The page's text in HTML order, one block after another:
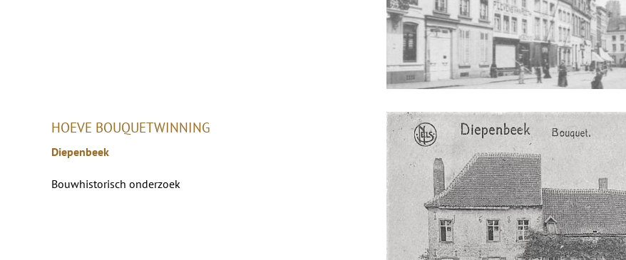
HOEVE BOUQUETWINNING
Diepenbeek
Bouwhistorisch onderzoek